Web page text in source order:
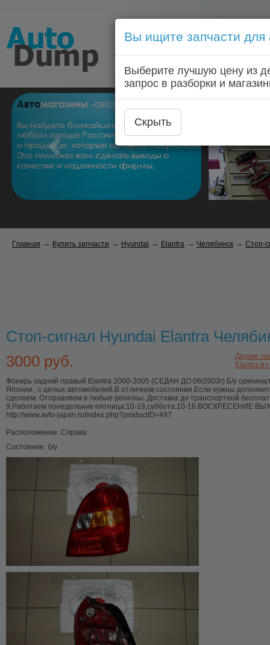
Голосовой запрос
Главная
Главная → Купить запчасти → Hyundai → Elantra → Челябинск → Стоп-
Стоп-сигнал Hyundai Elantra
Другие
Elantra в
3000 руб.
Фонарь задний правый Elantra 2000-2005 (СЕДАН ДО 06/2003г).Б/у
Японии , с целых автомобилей.В отличном состоянии.Если нужны
сделаем. Отправляем в любые регионы. Доставка до транспортной
9.Работаем понедельник-пятница:10-19,суббота:10-16.ВОСКРЕСЕНИЕ
http://www.avto-japan.ru/index.php?productID=497
Расположение: Справа
Состояние: б/у
Вы ищите запчасти для
Выберите лучшую цену из
запрос в разборки и
Скрыть